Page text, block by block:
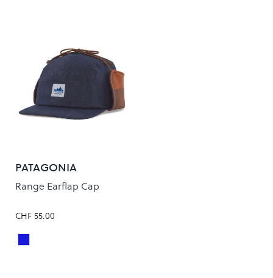
PATAGONIA
Range Earflap Cap
CHF 55.00
Colour
UPRIVER SISU BROWN